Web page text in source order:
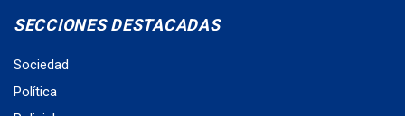
SECCIONES DESTACADAS
Sociedad
Política